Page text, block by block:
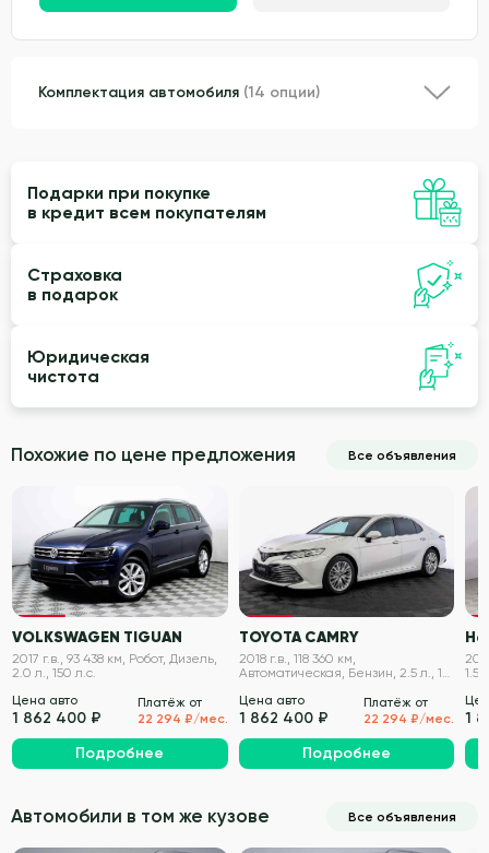
Комплектация автомобиля (14 опции)
Подарки при покупке
в кредит всем покупателям
Страховка
в подарок
Юридическая
чистота
Похожие по цене предложения Все объявления
VIN проверен
VOLKSWAGEN TIGUAN
2017 г.в., 93 438 км, Робот, Дизель,
2.0 л., 150 л.с.
Цена авто
1 862 400 ₽
Платёж от
22 294 ₽/мес.
Подробнее
VIN проверен
TOYOTA CAMRY
2018 г.в., 118 360 км,
Автоматическая, Бензин, 2.5 л., 181
Цена авто
1 862 400 ₽
Платёж от
22 294 ₽/мес.
Подробнее
1.5
1
Автомобили в том же кузове Все объявления